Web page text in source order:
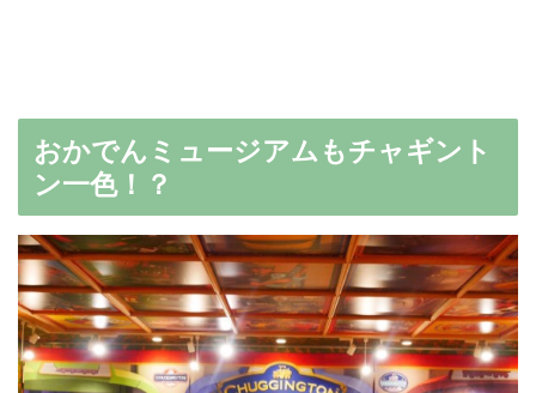
おかでんミュージアムもチャギント
ン一色！？